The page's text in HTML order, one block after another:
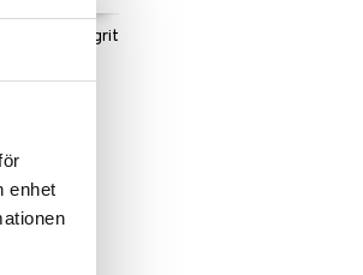
enhet
3000 grit